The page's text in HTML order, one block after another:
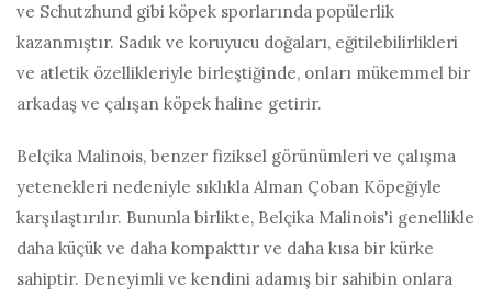
ve Schutzhund gibi köpek sporlarında popülerlik
kazanmıştır. Sadık ve koruyucu doğaları, eğitilebilirlikleri
ve atletik özellikleriyle birleştiğinde, onları mükemmel bir
arkadaş ve çalışan köpek haline getirir.
Belçika Malinois, benzer fiziksel görünümleri ve çalışma
yetenekleri nedeniyle sıklıkla Alman Çoban Köpeğiyle
karşılaştırılır. Bununla birlikte, Belçika Malinois'i genellikle
daha küçük ve daha kompakttır ve daha kısa bir kürke
sahiptir. Deneyimli ve kendini adamış bir sahibin onlara